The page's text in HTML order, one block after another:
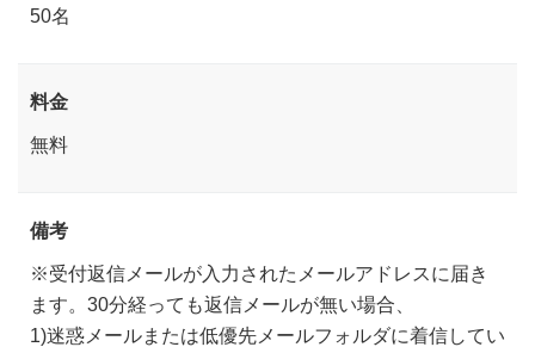
50名
料金
無料
備考
※受付返信メールが入力されたメールアドレスに届き
ます。30分経っても返信メールが無い場合、
1)迷惑メールまたは低優先メールフォルダに着信してい